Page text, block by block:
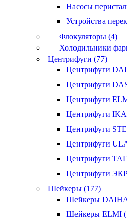
Насосы
Устройства
Флокуляторы (4)
Холодильники
Центрифуги (77)
Центрифуги
Центрифуги
Центрифуги
Центрифуги
Центрифуги
Центрифуги
Центрифуги
Центрифуги
Шейкеры (177)
Шейкеры
Шейкеры ELMI